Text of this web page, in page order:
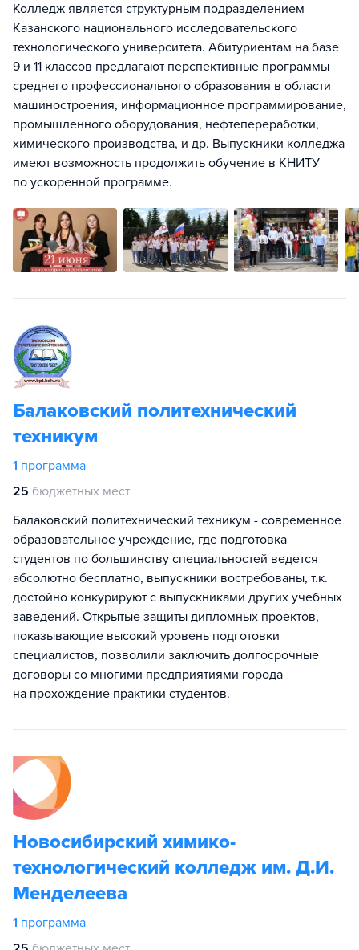
Колледж является структурным подразделением
Казанского национального исследовательского
технологического университета. Абитуриентам на базе
9 и 11 классов предлагают перспективные программы
среднего профессионального образования в области
машиностроения, информационное программирование,
промышленного оборудования, нефтепереработки,
химического производства, и др. Выпускники колледжа
имеют возможность продолжить обучение в КНИТУ
по ускоренной программе.
Балаковский политехнический
техникум
1 программа
25 бюджетных мест
Балаковский политехнический техникум - современное
образовательное учреждение, где подготовка
студентов по большинству специальностей ведется
абсолютно бесплатно, выпускники востребованы, т.к.
достойно конкурируют с выпускниками других учебных
заведений. Открытые защиты дипломных проектов,
показывающие высокий уровень подготовки
специалистов, позволили заключить долгосрочные
договоры со многими предприятиями города
на прохождение практики студентов.
Новосибирский химико-
технологический колледж им. Д.И.
Менделеева
1 программа